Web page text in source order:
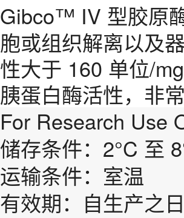
Gibco™ IV 型胶原
胞或组织解离以及
性大于 160 单位/
胰蛋白酶活性，非
For Research Use
储存条件：2°C 至
运输条件：室温
有效期：自生产之